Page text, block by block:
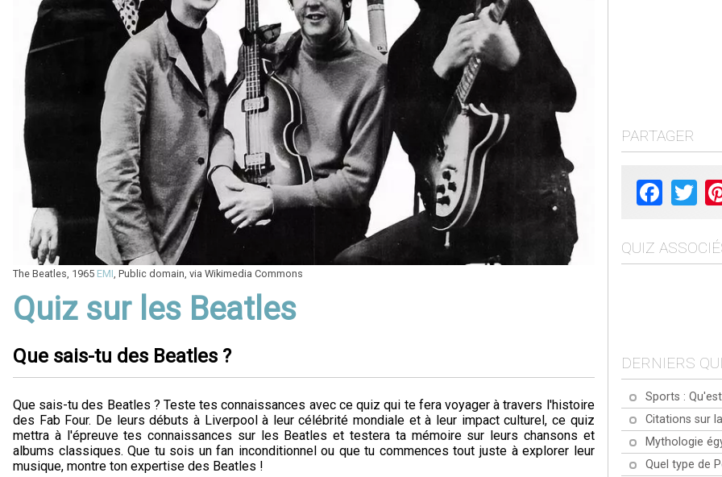
The Beatles, 1965 EMI, Public domain, via Wikimedia Commons
Quiz sur les Beatles
Que sais-tu des Beatles ?
Que sais-tu des Beatles ? Teste tes connaissances avec ce quiz qui te fera voyager à travers l'histoire
des Fab Four. De leurs débuts à Liverpool à leur célébrité mondiale et à leur impact culturel, ce quiz
mettra à l'épreuve tes connaissances sur les Beatles et testera ta mémoire sur leurs chansons et
albums classiques. Que tu sois un fan inconditionnel ou que tu commences tout juste à explorer leur
musique, montre ton expertise des Beatles !
PARTAGER
Facebook
QUIZ
DERNIERS
Sports :
Citations sur
Mythologie
Quel type de